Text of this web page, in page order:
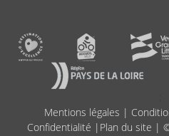
Mentions légales |
Confidentialité | Plan du site |